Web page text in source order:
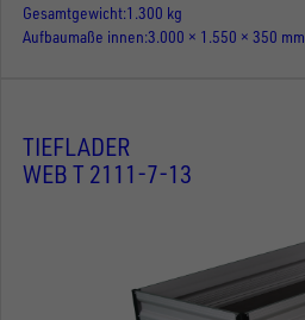
Gesamtgewicht 1.300 kg
Aufbaumaße innen 3.000 × 1.550 × 350 mm
TIEFLADER
WEB T 2111-7-13